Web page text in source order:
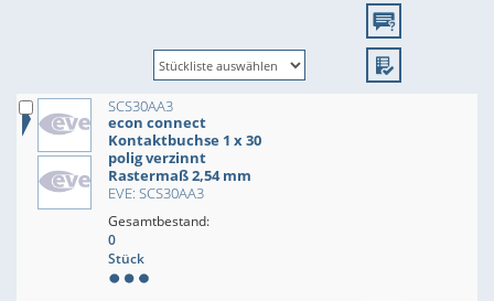
SCS30AA3
econ connect
Kontaktbuchse 1 x 30
polig verzinnt
Rastermaß 2,54 mm
EVE: SCS30AA3
Gesamtbestand:
0
Stück